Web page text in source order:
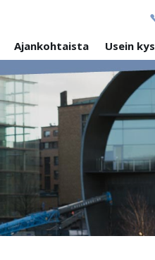
Ajankohtaista Usein